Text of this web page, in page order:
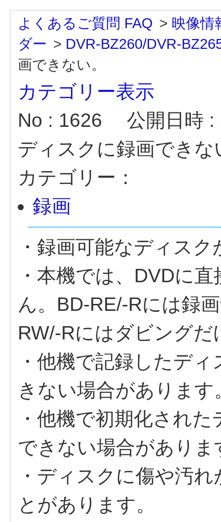
よくあるご質問 FAQ > 映像情
ダー > DVR-BZ260/DVR-
画できない。
カテゴリー表示
No : 1626
公開日時
ディスクに録画できな
カテゴリー：
録画
・録画可能なディス
・本機では、DVDに
ん。BD-RE/-Rには録
RW/-Rにはダビングだ
・他機で記録したデ
きない場合があります
・他機で初期化され
できない場合がありま
・ディスクに傷や汚
とがあります。